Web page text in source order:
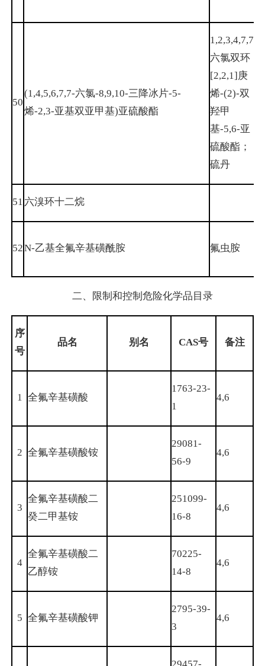
50
(1,4,5,6,7,7-六氯-8,9,10-三降冰片-5-
烯-2,3-亚基双亚甲基)亚硫酸酯
1,2,3,4,7,7-
六氯双环
[2,2,1]庚
烯-(2)-双
羟甲
基-5,6-亚
硫酸酯；
硫丹
51 六溴环十二烷
52N-乙基全氟辛基磺酰胺 氟虫胺
二、限制和控制危险化学品目录
序
号
品名 别名 CAS号 备注
1 全氟辛基磺酸
1763-23-
1
4,6
2 全氟辛基磺酸铵
29081-
56-9
4,6
3
全氟辛基磺酸二
癸二甲基铵
251099-
16-8
4,6
4
全氟辛基磺酸二
乙醇铵
70225-
14-8
4,6
5 全氟辛基磺酸钾
2795-39-
3
4,6